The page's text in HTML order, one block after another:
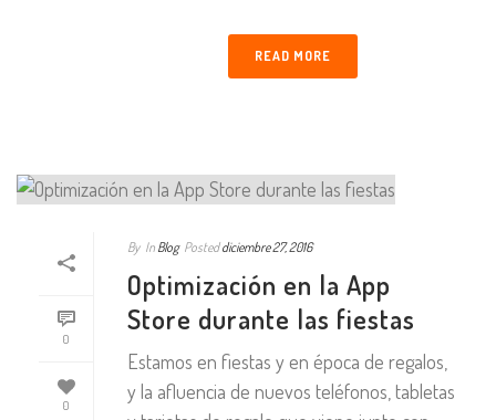
READ MORE
0
0
By In Blog Posted diciembre 27, 2016
Optimización en la App
Store durante las fiestas
Estamos en fiestas y en época de regalos,
y la afluencia de nuevos teléfonos, tabletas